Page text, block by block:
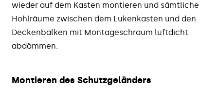
wieder auf dem Kasten montieren und sämtliche
Hohlräume zwischen dem Lukenkasten und den
Deckenbalken mit Montageschraum luftdicht
abdämmen.
Montieren des Schutzgeländers